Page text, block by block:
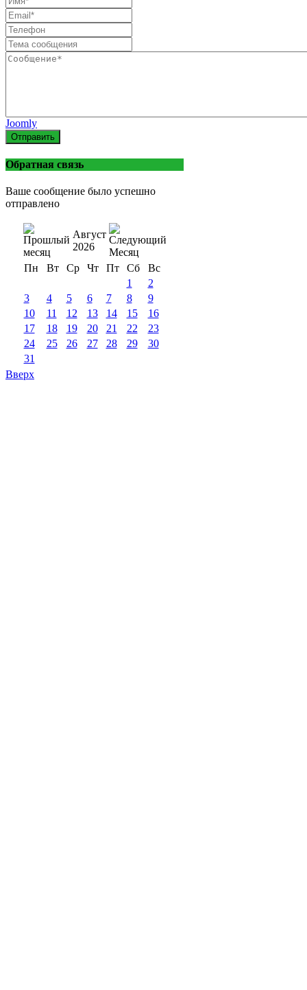
Joomly
Отправить
Обратная связь
Ваше сообщение было успешно
отправлено
Август
2026
Пн
Вт Ср Чт Пт Сб
Вс
1
2
3
4 5 6 7 8
9
10
11 12 13 14 15
16
17
18 19 20 21 22
23
24
25 26 27 28 29
30
31
Вверх